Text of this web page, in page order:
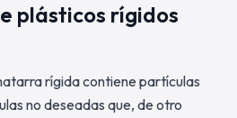
plásticos rígidos
rígida contiene partículas
no deseadas que, de otro